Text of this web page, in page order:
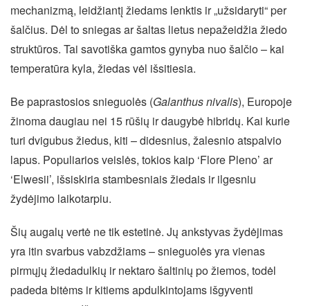
mechanizmą, leidžiantį žiedams lenktis ir „užsidaryti“ per
šalčius. Dėl to sniegas ar šaltas lietus nepažeidžia žiedo
struktūros. Tai savotiška gamtos gynyba nuo šalčio – kai
temperatūra kyla, žiedas vėl išsitiesia.
Be paprastosios snieguolės (Galanthus nivalis), Europoje
žinoma daugiau nei 15 rūšių ir daugybė hibridų. Kai kurie
turi dvigubus žiedus, kiti – didesnius, žalesnio atspalvio
lapus. Populiarios veislės, tokios kaip ‘Flore Pleno’ ar
‘Elwesii’, išsiskiria stambesniais žiedais ir ilgesniu
žydėjimo laikotarpiu.
Šių augalų vertė ne tik estetinė. Jų ankstyvas žydėjimas
yra itin svarbus vabzdžiams – snieguolės yra vienas
pirmųjų žiedadulkių ir nektaro šaltinių po žiemos, todėl
padeda bitėms ir kitiems apdulkintojams išgyventi